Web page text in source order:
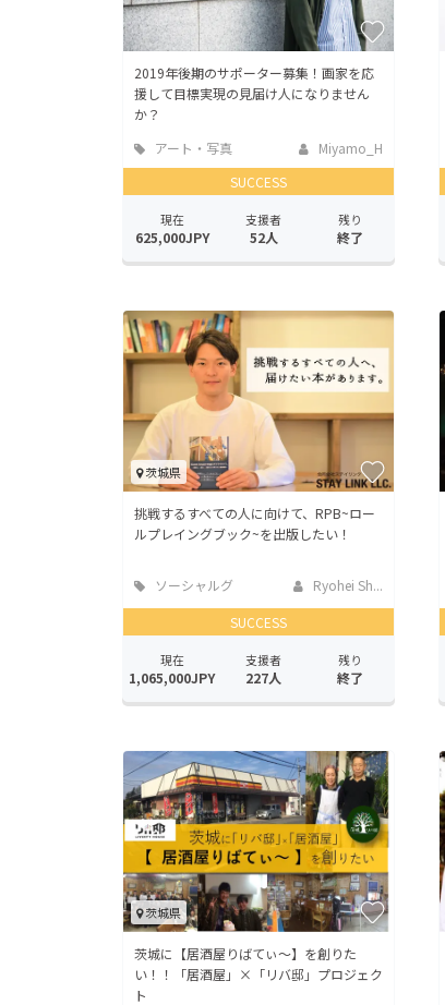
2019年後期のサポーター募集！画家を応
援して目標実現の見届け人になりません
か？
アート・写真
Miyamo_H
SUCCESS
現在
625,000JPY
支援者
52人
残り
終了
茨城県
挑戦するすべての人に向けて、RPB~ロー
ルプレイングブック~を出版したい！
ソーシャルグ
ッド
Ryohei Sh...
SUCCESS
現在
1,065,000JPY
支援者
227人
残り
終了
茨城県
茨城に【居酒屋りばてぃ～】を創りた
い！！「居酒屋」×「リバ邸」プロジェク
ト